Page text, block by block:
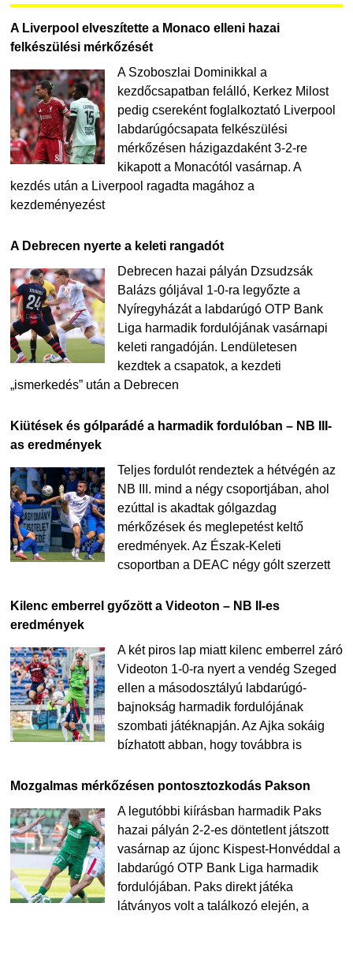
A Liverpool elveszítette a Monaco elleni hazai
felkészülési mérkőzését
A Szoboszlai Dominikkal a
kezdőcsapatban felálló, Kerkez Milost
pedig csereként foglalkoztató Liverpool
labdarúgócsapata felkészülési
mérkőzésen házigazdaként 3-2-re
kikapott a Monacótól vasárnap. A
kezdés után a Liverpool ragadta magához a
kezdeményezést
A Debrecen nyerte a keleti rangadót
Debrecen hazai pályán Dzsudzsák
Balázs góljával 1-0-ra legyőzte a
Nyíregyházát a labdarúgó OTP Bank
Liga harmadik fordulójának vasárnapi
keleti rangadóján. Lendületesen
kezdtek a csapatok, a kezdeti
„ismerkedés” után a Debrecen
Kiütések és gólparádé a harmadik fordulóban – NB III-
as eredmények
Teljes fordulót rendeztek a hétvégén az
NB III. mind a négy csoportjában, ahol
ezúttal is akadtak gólgazdag
mérkőzések és meglepetést keltő
eredmények. Az Észak-Keleti
csoportban a DEAC négy gólt szerzett
Kilenc emberrel győzött a Videoton – NB II-es
eredmények
A két piros lap miatt kilenc emberrel záró
Videoton 1-0-ra nyert a vendég Szeged
ellen a másodosztályú labdarúgó-
bajnokság harmadik fordulójának
szombati játéknapján. Az Ajka sokáig
bízhatott abban, hogy továbbra is
Mozgalmas mérkőzésen pontosztozkodás Pakson
A legutóbbi kiírásban harmadik Paks
hazai pályán 2-2-es döntetlent játszott
vasárnap az újonc Kispest-Honvéddal a
labdarúgó OTP Bank Liga harmadik
fordulójában. Paks direkt játéka
látványos volt a találkozó elején, a